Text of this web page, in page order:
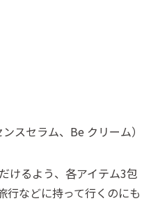
スセラム、Be クリーム）
けるよう、各アイテム3包
などに持って行くのにも